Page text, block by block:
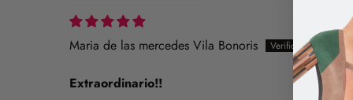
Maria de las mercedes Vila Bonoris
Extraordinario!!